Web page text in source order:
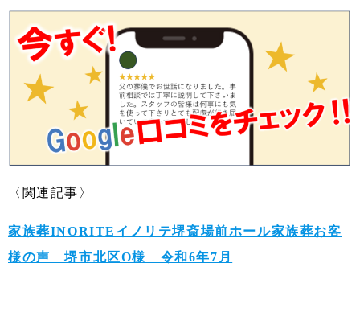
〈関連記事〉
家族葬INORITEイノリテ堺斎場前ホール家族葬お客
様の声 堺市北区O様 令和6年7月